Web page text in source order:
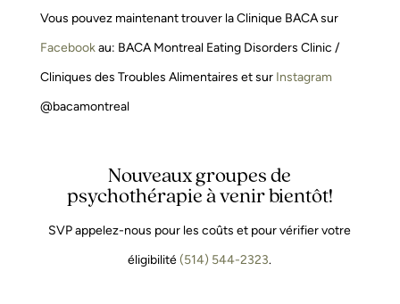
Vous pouvez maintenant trouver la Clinique BACA sur
Facebookau: BACA Montreal Eating Disorders Clinic /
Cliniques des Troubles Alimentaires et sur Instagram
@bacamontreal
Nouveaux groupes de
psychothérapie à venir bientôt!
SVP appelez-nous pour les coûts et pour vérifier votre
éligibilité(514) 544-2323.